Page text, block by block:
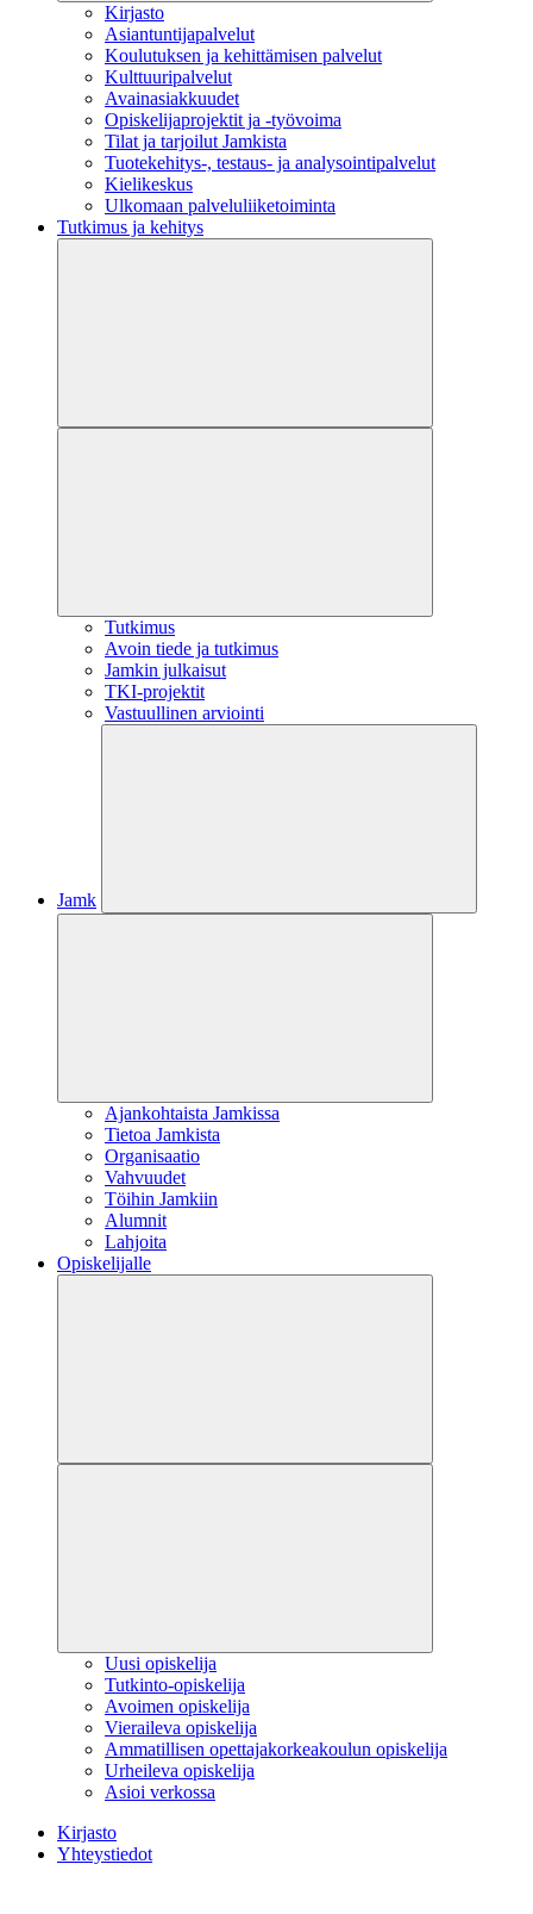
Kirjasto
Asiantuntijapalvelut
Koulutuksen ja kehittämisen palvelut
Kulttuuripalvelut
Avainasiakkuudet
Opiskelijaprojektit​ ja -työvoima
Tilat ja tarjoilut Jamkista
Tuotekehitys-, testaus- ja analysointipalvelut
Kielikeskus
Ulkomaan palveluliiketoiminta
Tutkimus ja kehitys
Tutkimus
Avoin tiede ja tutkimus
Jamkin julkaisut
TKI-projektit
Vastuullinen arviointi
Jamk
Ajankohtaista Jamkissa
Tietoa Jamkista
Organisaatio
Vahvuudet
Töihin Jamkiin
Alumnit
Lahjoita
Opiskelijalle
Uusi opiskelija
Tutkinto-opiskelija
Avoimen opiskelija
Vieraileva opiskelija
Ammatillisen opettajakorkeakoulun opiskelija
Urheileva opiskelija
Asioi verkossa
Kirjasto
Yhteystiedot